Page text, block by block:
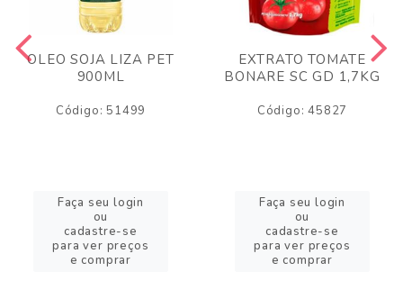
OLEO SOJA LIZA PET
900ML
Código: 51499
Faça seu login
ou
cadastre-se
para ver preços
e comprar
EXTRATO TOMATE
BONARE SC GD 1,7KG
Código: 45827
Faça seu login
ou
cadastre-se
para ver preços
e comprar